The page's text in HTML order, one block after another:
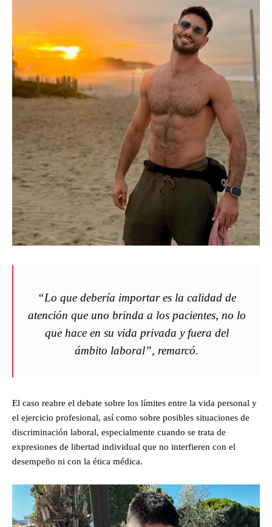
“Lo que debería importar es la calidad de
atención que uno brinda a los pacientes, no lo
que hace en su vida privada y fuera del
ámbito laboral”, remarcó.
El caso reabre el debate sobre los límites entre la vida personal y
el ejercicio profesional, así como sobre posibles situaciones de
discriminación laboral, especialmente cuando se trata de
expresiones de libertad individual que no interfieren con el
desempeño ni con la ética médica.